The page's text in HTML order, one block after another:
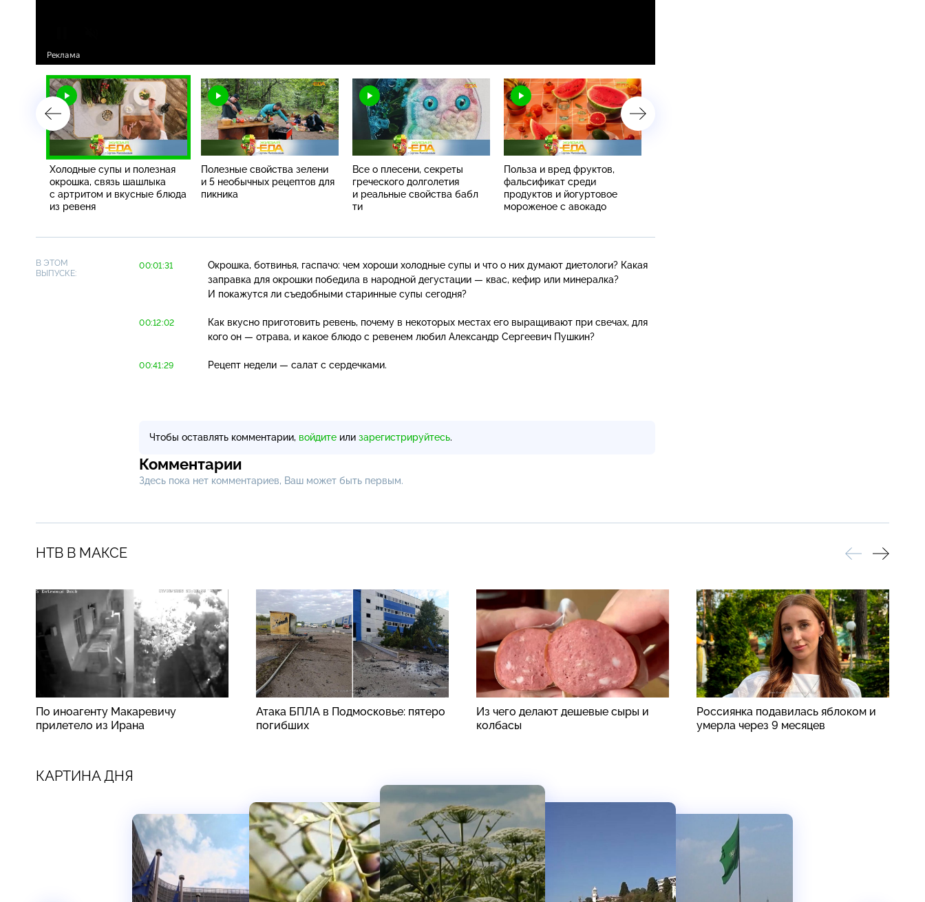
Холодные супы и полезная
окрошка, связь шашлыка
с артритом и вкусные блюда
из ревеня
Полезные свойства зелени
и 5 необычных рецептов для
пикника
Все о плесени, секреты
греческого долголетия
и реальные свойства бабл
ти
Польза и вред фруктов,
фальсификат среди
продуктов и йогуртовое
мороженое с авокадо
В ЭТОМ
ВЫПУСКЕ:
00:01:31
Окрошка, ботвинья, гаспачо: чем хороши холодные супы и что о них думают диетологи? Какая
заправка для окрошки победила в народной дегустации — квас, кефир или минералка?
И покажутся ли съедобными старинные супы сегодня?
00:12:02
Как вкусно приготовить ревень, почему в некоторых местах его выращивают при свечах, для
кого он — отрава, и какое блюдо с ревенем любил Александр Сергеевич Пушкин?
00:41:29 Рецепт недели — салат с сердечками.
Чтобы оставлять комментарии, войдите или зарегистрируйтесь.
Комментарии
Здесь пока нет комментариев, Ваш может быть первым.
НТВ В МАКСЕ
По иноагенту Макаревичу
прилетело из Ирана
Атака БПЛА в Подмосковье: пятеро
погибших
Из чего делают дешевые сыры и
колбасы
Россиянка подавилась яблоком и
умерла через 9 месяцев
КАРТИНА ДНЯ